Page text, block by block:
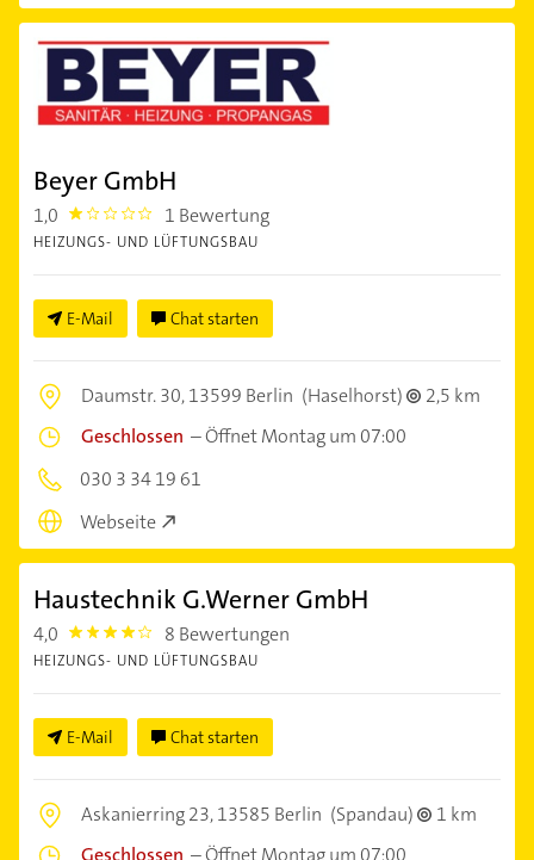
Beyer GmbH
1,0 1.0 1 Bewertung
HEIZUNGS- UND LÜFTUNGSBAU
E-Mail Chat starten
Daumstr. 30,13599 Berlin (Haselhorst)
2,5 km
Geschlossen –Öffnet Montag um 07:00
030 3 34 19 61
Webseite
Haustechnik G.Werner GmbH
4,0 4.0 8 Bewertungen
HEIZUNGS- UND LÜFTUNGSBAU
E-Mail Chat starten
Askanierring 23,13585 Berlin (Spandau)
1 km
Geschlossen –Öffnet Montag um 07:00